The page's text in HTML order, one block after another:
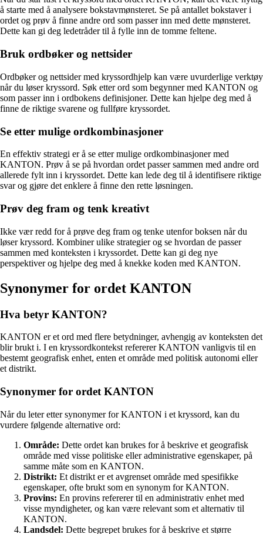
å starte med å analysere bokstavmønsteret. Se på antallet bokstaver i
ordet og prøv å finne andre ord som passer inn med dette mønsteret.
Dette kan gi deg ledetråder til å fylle inn de tomme feltene.
Bruk ordbøker og nettsider
Ordbøker og nettsider med kryssordhjelp kan være uvurderlige verktøy
når du løser kryssord. Søk etter ord som begynner med KANTON og
som passer inn i ordbokens definisjoner. Dette kan hjelpe deg med å
finne de riktige svarene og fullføre kryssordet.
Se etter mulige ordkombinasjoner
En effektiv strategi er å se etter mulige ordkombinasjoner med
KANTON. Prøv å se på hvordan ordet passer sammen med andre ord
allerede fylt inn i kryssordet. Dette kan lede deg til å identifisere riktige
svar og gjøre det enklere å finne den rette løsningen.
Prøv deg fram og tenk kreativt
Ikke vær redd for å prøve deg fram og tenke utenfor boksen når du
løser kryssord. Kombiner ulike strategier og se hvordan de passer
sammen med konteksten i kryssordet. Dette kan gi deg nye
perspektiver og hjelpe deg med å knekke koden med KANTON.
Synonymer for ordet KANTON
Hva betyr KANTON?
KANTON er et ord med flere betydninger, avhengig av konteksten det
blir brukt i. I en kryssordkontekst refererer KANTON vanligvis til en
bestemt geografisk enhet, enten et område med politisk autonomi eller
et distrikt.
Synonymer for ordet KANTON
Når du leter etter synonymer for KANTON i et kryssord, kan du
vurdere følgende alternative ord:
Område: Dette ordet kan brukes for å beskrive et geografisk
område med visse politiske eller administrative egenskaper, på
samme måte som en KANTON.
Distrikt: Et distrikt er et avgrenset område med spesifikke
egenskaper, ofte brukt som en synonym for KANTON.
Provins: En provins refererer til en administrativ enhet med
visse myndigheter, og kan være relevant som et alternativ til
KANTON.
Landsdel: Dette begrepet brukes for å beskrive et større